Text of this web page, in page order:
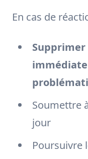
En cas de
Soumettre
jour
Poursuivre